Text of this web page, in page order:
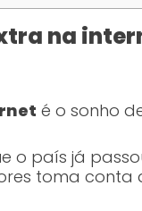
na
é o sonho
o país já
toma conta